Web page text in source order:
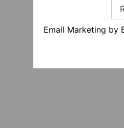
Email Marketing by